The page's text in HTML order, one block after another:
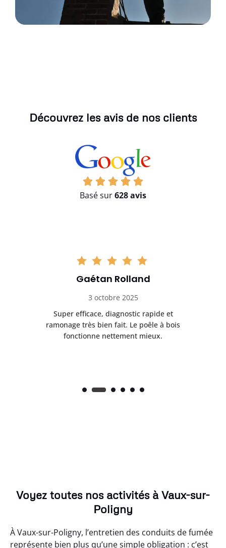
Découvrez les avis de nos clients
Basé sur628 avis
Gaétan Rolland
3 octobre 2025
Super efficace, diagnostic rapide et
ramonage très bien fait. Le poêle à bois
fonctionne nettement mieux.
Voyez toutes nos activités à Vaux-sur-
Poligny
À Vaux-sur-Poligny, l’entretien des conduits de fumée
représente bien plus qu’une simple obligation : c’est